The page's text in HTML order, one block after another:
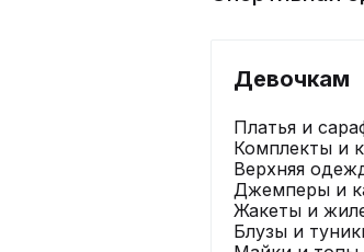
Девочкам
Платья и
Комплекты и
Верхняя
Джемперы и
Жакеты и
Блузы и